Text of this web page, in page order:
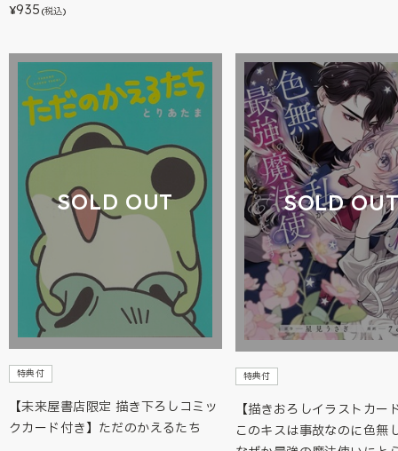
¥935 (税込)
SOLD OUT
特典付
【未来屋書店限定 描き下ろしコミッ
クカード付き】ただのかえるたち
SOLD
特典付
【描きおろしイラストカー
このキスは事故なのに色無